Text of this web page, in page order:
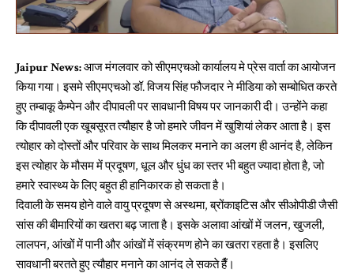
Jaipur News:आज मंगलवार को सीएमएचओ कार्यालय मे प्रेस वार्ता का आयोजन
किया गया। इसमे सीएमएचओ डॉ. विजय सिंह फौजदार ने मीडिया को सम्बोधित करते
हुए तम्बाकू कैम्पेन और दीपावली पर सावधानी विषय पर जानकारी दी। उन्होंने कहा
कि दीपावली एक खूबसूरत त्यौहार है जो हमारे जीवन में खुशियां लेकर आता है। इस
त्योहार को दोस्तों और परिवार के साथ मिलकर मनाने का अलग ही आनंद है, लेकिन
इस त्योहार के मौसम में प्रदूषण, धूल और धुंध का स्तर भी बहुत ज्यादा होता है, जो
हमारे स्वास्थ्य के लिए बहुत ही हानिकारक हो सकता है।
दिवाली के समय होने वाले वायु प्रदूषण से अस्थमा, ब्रोंकाइटिस और सीओपीडी जैसी
सांस की बीमारियों का खतरा बढ़ जाता है। इसके अलावा आंखों में जलन, खुजली,
लालपन, आंखों में पानी और आंखों में संक्रमण होने का खतरा रहता है। इसलिए
सावधानी बरतते हुए त्यौहार मनाने का आनंद ले सकते हैँ।